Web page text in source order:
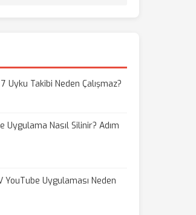
Uyku Takibi Neden Çalışmaz?
Uygulama Nasıl Silinir? Adım
YouTube Uygulaması Neden